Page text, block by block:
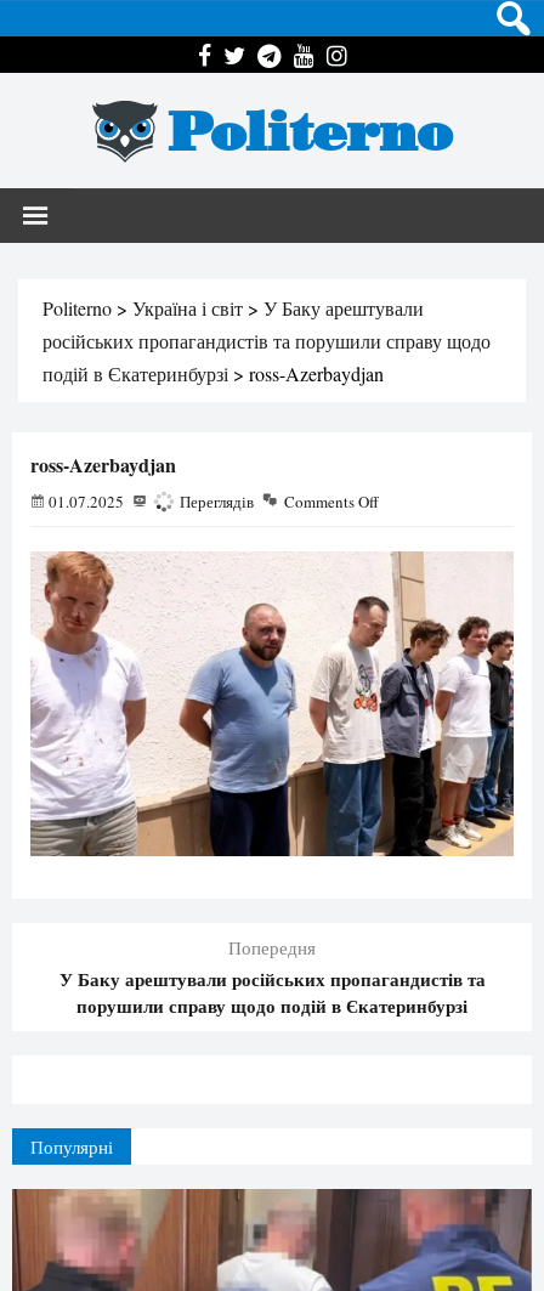
Politerno
Politerno > Україна і світ > У Баку арештували
російських пропагандистів та порушили справу щодо
подій в Єкатеринбурзі > ross-Azerbaydjan
ross-Azerbaydjan
01.07.2025 182 Переглядів Comments Off
Попередня
У Баку арештували російських пропагандистів та
порушили справу щодо подій в Єкатеринбурзі
Популярні